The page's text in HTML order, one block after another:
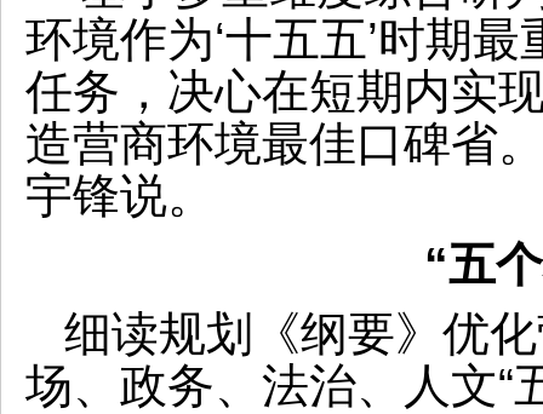
环境作为‘十五五’时期
任务，决心在短期内实
造营商环境最佳口碑省
宇锋说。
“五
细读规划《纲要》优
场、政务、法治、人文“